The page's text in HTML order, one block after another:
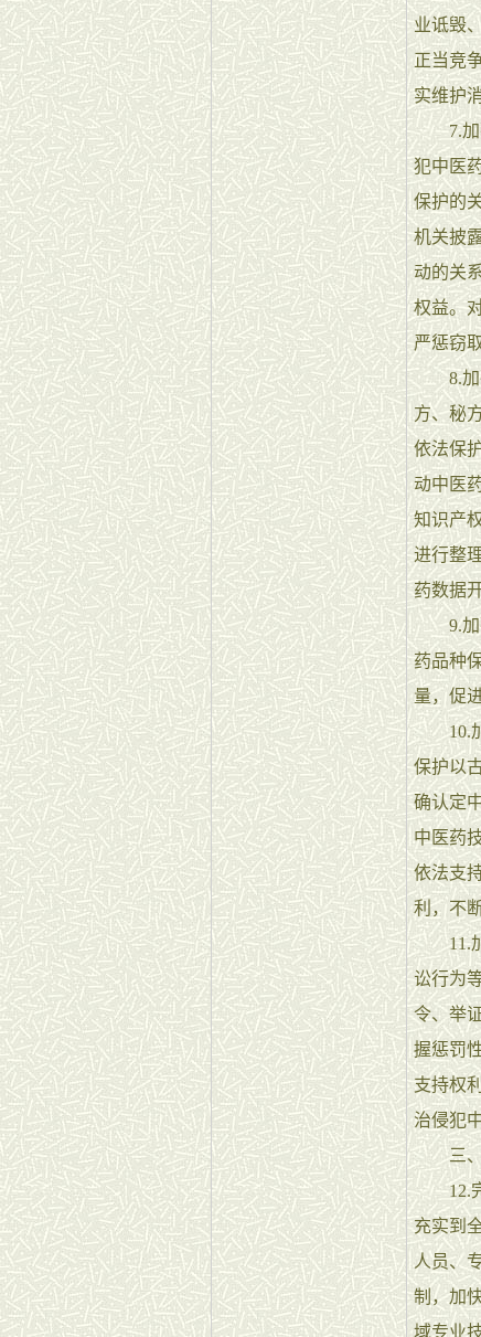
业诋毁
正当竞
实维护
7.加强
犯中医
保护的
机关披
动的关
权益。
严惩窃
8.加强
方、秘
依法保
动中医
知识产
进行整
药数据
9.加强
药品种
量，促
10.加强
保护以
确认定
中医药
依法支
利，不
11.加
讼行为
令、举
握惩罚
支持权
治侵犯
三、深
12.完
充实到
人员、
制，加
域专业